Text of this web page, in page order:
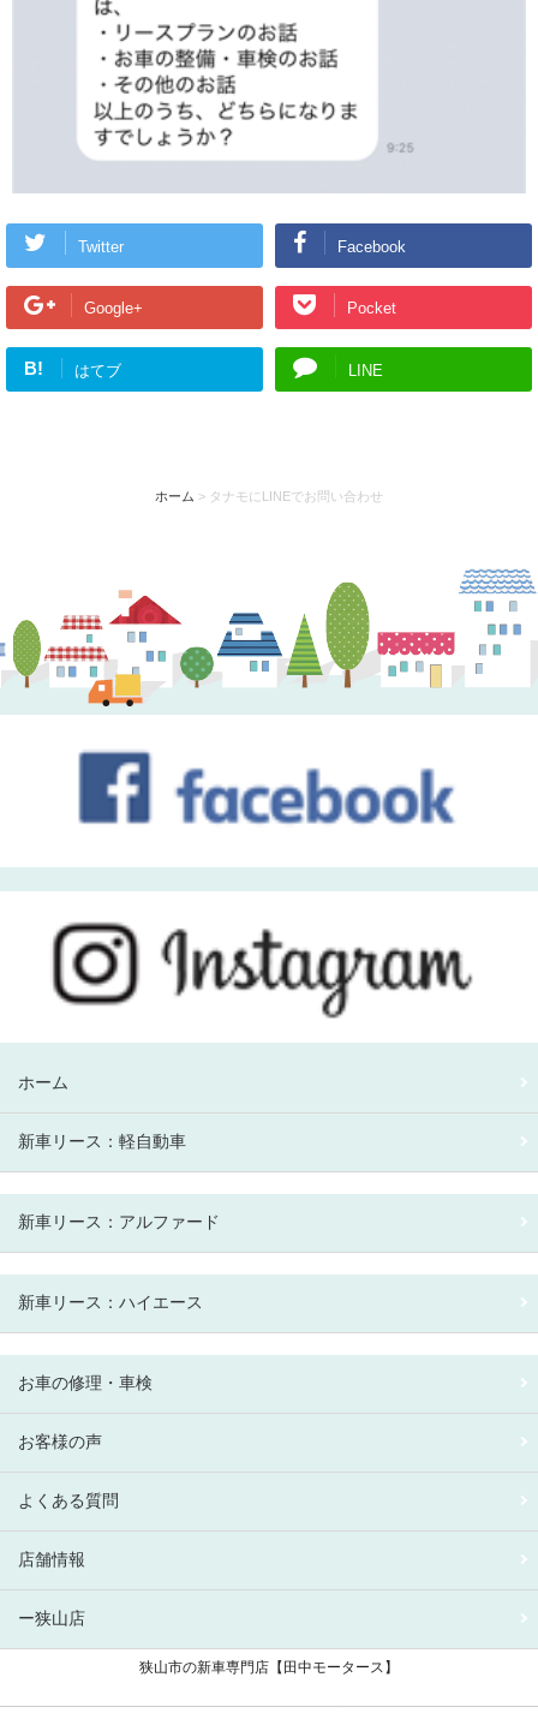
Twitter Facebook
Google+ Pocket
B! はてブ LINE
ホーム > タナモにLINEでお問い合わせ
ホーム
新車リース：軽自動車
新車リース：アルファード
新車リース：ハイエース
お車の修理・車検
お客様の声
よくある質問
店舗情報
ー狭山店
狭山市の新車専門店【田中モータース】